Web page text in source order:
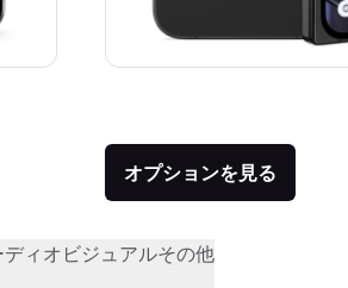
オプションを見る
ディオビジュアルその他